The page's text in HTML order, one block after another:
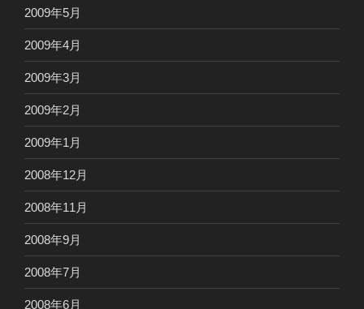
2009年5月
2009年4月
2009年3月
2009年2月
2009年1月
2008年12月
2008年11月
2008年9月
2008年7月
2008年6月